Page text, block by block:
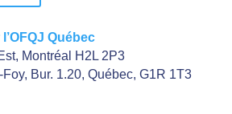
Québec
Montréal H2L 2P3
Bur. 1.20, Québec, G1R 1T3